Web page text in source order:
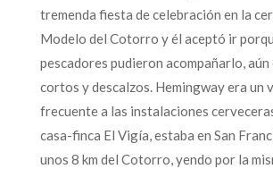
tremenda fiesta de celebración en la
Modelo del Cotorro y él aceptó ir
pescadores pudieron acompañarlo,
cortos y descalzos. Hemingway era un
frecuente a las instalaciones
casa-finca El Vigía, estaba en San
unos 8 km del Cotorro, yendo por la